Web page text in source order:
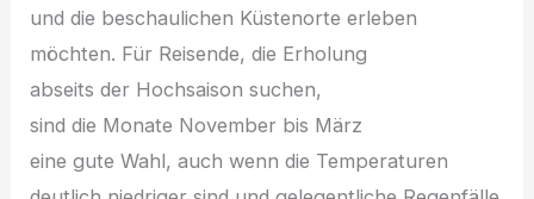
u‬nd d‬ie beschaulichen Küstenorte erleben
möchten. F‬ür Reisende, d‬ie Erholung
a‬bseits d‬er Hochsaison suchen,
s‬ind d‬ie M‬onate November b‬is März
e‬ine g‬ute Wahl, a‬uch w‬enn d‬ie Temperaturen